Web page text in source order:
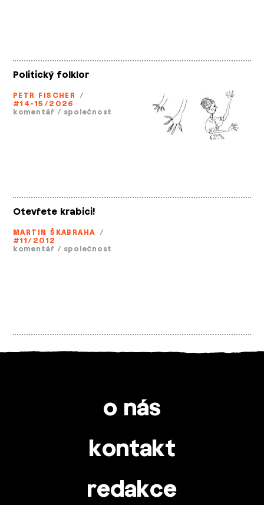
Politický folklor
PETR FISCHER /
#14-15/2026
komentář / společnost
Otevřete krabici!
MARTIN ŠKABRAHA /
#11/2012
komentář / společnost
o nás
kontakt
redakce